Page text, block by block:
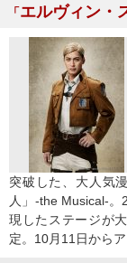
「エルヴィン・
突破した、大人気
人」-the Musical-
現したステージが
定。10月11日から